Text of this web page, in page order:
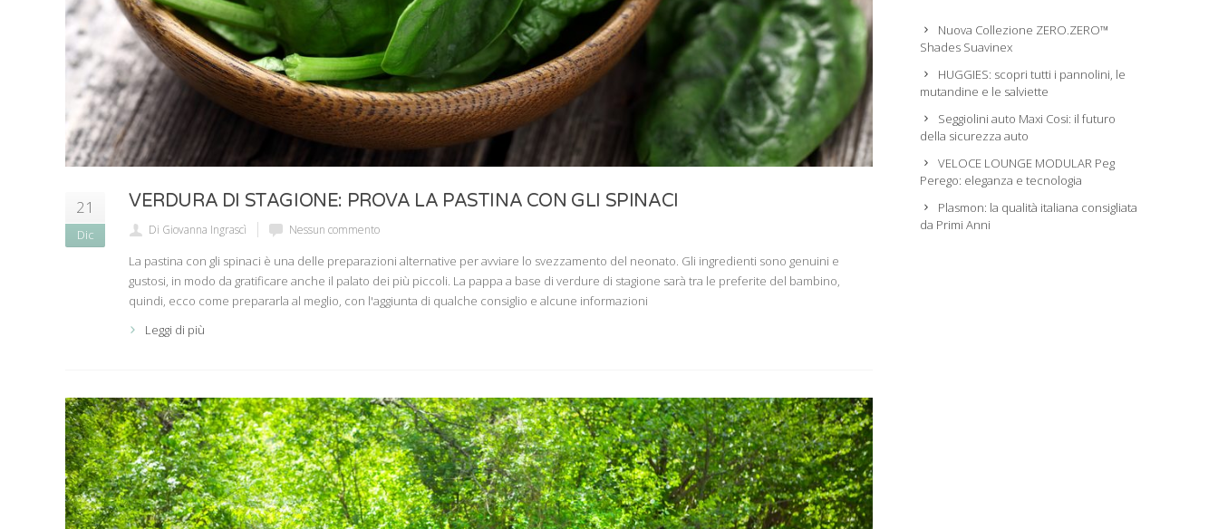
21
Dic
VERDURA DI STAGIONE: PROVA LA PASTINA CON GLI SPINACI
Di Giovanna Ingrascì Nessun commento
La pastina con gli spinaci è una delle preparazioni alternative per avviare lo svezzamento del neonato. Gli ingredienti sono genuini e
gustosi, in modo da gratificare anche il palato dei più piccoli. La pappa a base di verdure di stagione sarà tra le preferite del bambino,
quindi, ecco come prepararla al meglio, con l'aggiunta di qualche consiglio e alcune informazioni
Leggi di più
Nuova Collezione ZERO.ZERO™
Shades Suavinex
HUGGIES: scopri tutti i pannolini, le
mutandine e le salviette
Seggiolini auto Maxi Cosi: il futuro
della sicurezza auto
VELOCE LOUNGE MODULAR Peg
Perego: eleganza e tecnologia
Plasmon: la qualità italiana consigliata
da Primi Anni